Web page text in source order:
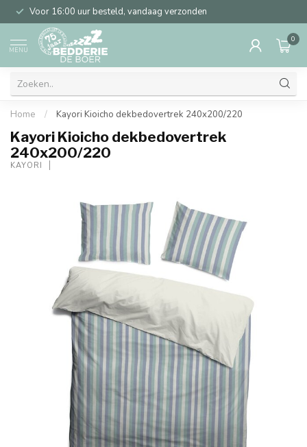
Voor 16:00 uur besteld, vandaag verzonden
MENU
0
Home / Kayori Kioicho dekbedovertrek 240x200/220
Kayori Kioicho dekbedovertrek
240x200/220
KAYORI